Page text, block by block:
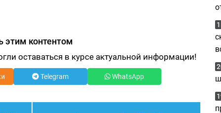
этим контентом
оставаться в курсе актуальной информации!
Telegram WhatsApp